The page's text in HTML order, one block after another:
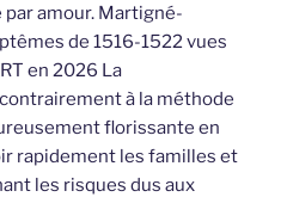
par amour. Martigné-
de 1516-1522 vues
en 2026 La
à la méthode
florissante en
rapidement les familles et
les risques dus aux